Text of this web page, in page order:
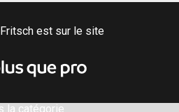
est sur le site
la catégorie